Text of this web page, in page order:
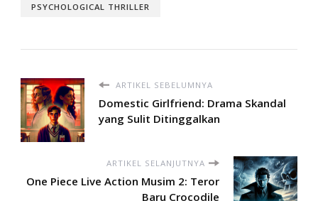
PSYCHOLOGICAL THRILLER
ARTIKEL SEBELUMNYA
Domestic Girlfriend: Drama Skandal
yang Sulit Ditinggalkan
ARTIKEL SELANJUTNYA
One Piece Live Action Musim 2: Teror
Baru Crocodile